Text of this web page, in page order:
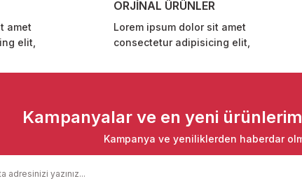
olmalı.
amet
elit,
ORJİNAL ÜRÜNLER
Lorem ipsum dolor sit amet
consectetur adipisicing elit,
Kampanyalar ve en yeni
Kampanya ve yeniliklerden haberdar